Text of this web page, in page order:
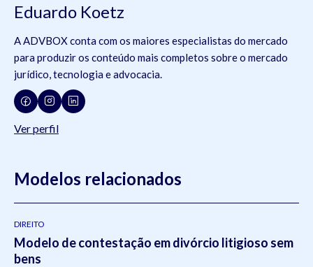
Eduardo Koetz
A ADVBOX conta com os maiores especialistas do mercado
para produzir os conteúdo mais completos sobre o mercado
jurídico, tecnologia e advocacia.
Ver perfil
Modelos relacionados
DIREITO
Modelo de contestação em divórcio litigioso sem
bens